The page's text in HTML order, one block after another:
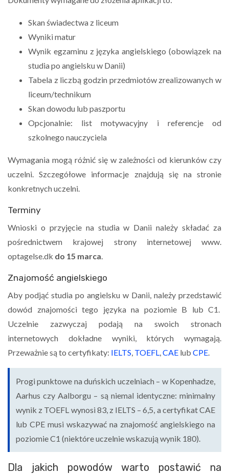
Skan świadectwa z liceum
Wyniki matur
Wynik egzaminu z języka angielskiego (obowiązek na
studia po angielsku w Danii)
Tabela z liczbą godzin przedmiotów zrealizowanych w
liceum/technikum
Skan dowodu lub paszportu
Opcjonalnie: list motywacyjny i referencje od
szkolnego nauczyciela
Wymagania mogą różnić się w zależności od kierunków czy
uczelni. Szczegółowe informacje znajdują się na stronie
konkretnych uczelni.
Terminy
Wnioski o przyjęcie na studia w Danii należy składać za
pośrednictwem krajowej strony internetowej www.
optagelse.dk do 15 marca
Znajomość angielskiego
Aby podjąć studia po angielsku w Danii, należy przedstawić
dowód znajomości tego języka na poziomie B lub C1.
Uczelnie zazwyczaj podają na swoich stronach
internetowych dokładne wyniki, których wymagają.
Przeważnie są to certyfikaty: IELTS TOEFL CAE lub CPE
Progi punktowe na duńskich uczelniach – w Kopenhadze,
Aarhus czy Aalborgu – są niemal identyczne: minimalny
wynik z TOEFL wynosi 83, z IELTS – 6,5, a certyfikat CAE
lub CPE musi wskazywać na znajomość angielskiego na
poziomie C1 (niektóre uczelnie wskazują wynik 180).
Dla jakich powodów warto postawić na